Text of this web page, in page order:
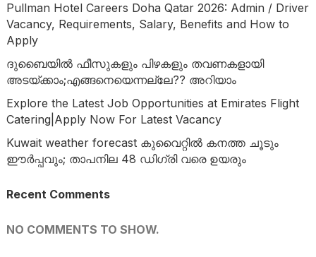
Pullman Hotel Careers Doha Qatar 2026: Admin / Driver
Vacancy, Requirements, Salary, Benefits and How to
Apply
ദുബൈയില്‍ ഫീസുകളും പിഴകളും തവണകളായി
അടയ്ക്കാം;എങ്ങനെയെന്നല്ലേ?? അറിയാം
Explore the Latest Job Opportunities at Emirates Flight
Catering|Apply Now For Latest Vacancy
Kuwait weather forecast കുവൈറ്റിൽ കനത്ത ചൂടും
ഈർപ്പവും; താപനില 48 ഡിഗ്രി വരെ ഉയരും
Recent Comments
NO COMMENTS TO SHOW.